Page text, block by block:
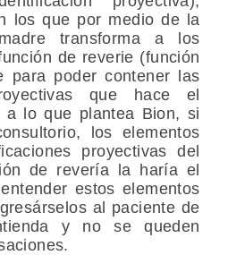
los que por medio de la
transforma a los
de reverie (función
para poder contener las
que hace el
a lo que plantea Bion, si
los elementos
proyectivas del
de revería la haría el
estos elementos
al paciente de
y no se queden